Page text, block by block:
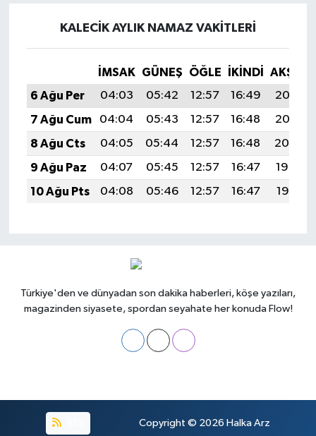
KALECIK AYLIK NAMAZ VAKITLERI
İMSAK GÜNEŞ ÖĞLE İKINDI
AKŞAM
6 Ağu Per
04:03 05:42 12:57 16:49
20:03
7 Ağu Cum
04:04 05:43 12:57 16:48
20:02
8 Ağu Cts
04:05 05:44 12:57 16:48
20:00
9 Ağu Paz
04:07 05:45 12:57 16:47
19:59
10 Ağu Pts
04:08 05:46 12:57 16:47 19:58
Türkiye'den ve dünyadan son dakika haberleri, köşe yazıları,
magazinden siyasete, spordan seyahate her konuda Flow!
Copyright © 2026 Halka Arz